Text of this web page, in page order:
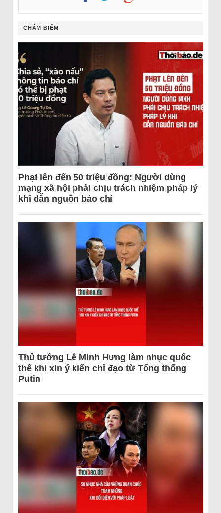
CHÂM BIẾM
Phạt lên đến 50 triệu đồng: Người dùng
mạng xã hội phải chịu trách nhiệm pháp lý
khi dẫn nguồn báo chí
Thủ tướng Lê Minh Hưng làm nhục quốc
thể khi xin ý kiến chỉ đạo từ Tổng thống
Putin